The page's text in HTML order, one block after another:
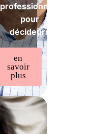
professionnels
pour
décideurs
en
savoir
plus